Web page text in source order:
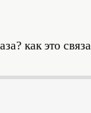
как это